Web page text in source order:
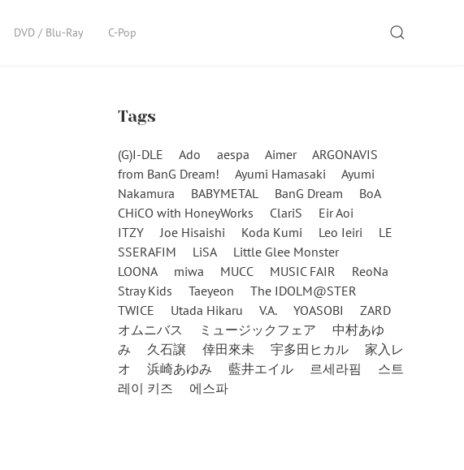
DVD / Blu-Ray C-Pop SEARCH
Tags
(G)I-DLE Ado aespa Aimer
ARGONAVIS
from BanG Dream!
Ayumi Hamasaki
Ayumi
Nakamura
BABYMETAL BanG Dream
BoA
CHiCO with HoneyWorks
ClariS
Eir Aoi
ITZY
Joe Hisaishi Koda Kumi Leo Ieiri
LE
SSERAFIM
LiSA
Little Glee Monster
LOONA
miwa MUCC MUSIC FAIR
ReoNa
Stray Kids
Taeyeon
The IDOLM@STER
TWICE
Utada Hikaru V.A. YOASOBI
ZARD
オムニバス
ミュージックフェア
中村あゆ
み
久石譲 倖田來未 宇多田ヒカル
家入レ
オ
浜崎あゆみ 藍井エイル 르세라핌
스트
레이 키즈
에스파